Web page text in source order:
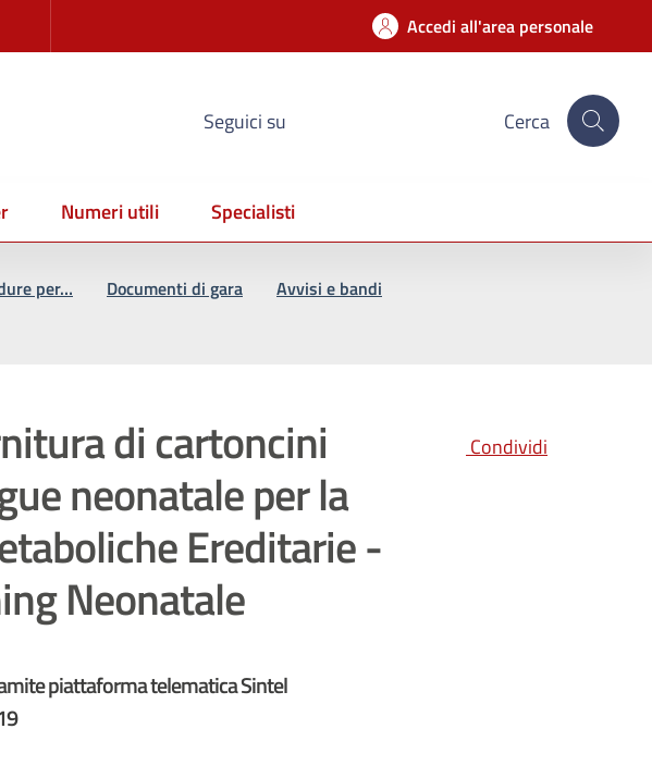
Accedi all'area personale
Seguici su Cerca
Numeri utili
Specialisti
per… Documenti di gara
Avvisi e bandi
di cartoncini
neonatale per la
Ereditarie -
Neonatale
Condividi
piattaforma telematica Sintel